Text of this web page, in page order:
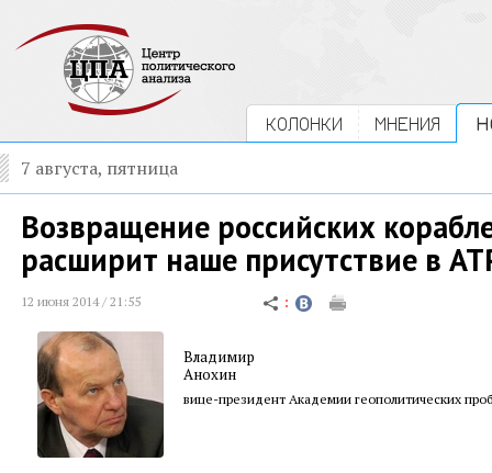
КОЛОНКИ МНЕНИЯ
7 августа, пятница
Возвращение российских
расширит наше присутствие в
12 июня 2014 / 21:55
Владимир
Анохин
вице-президент Академии геополитических